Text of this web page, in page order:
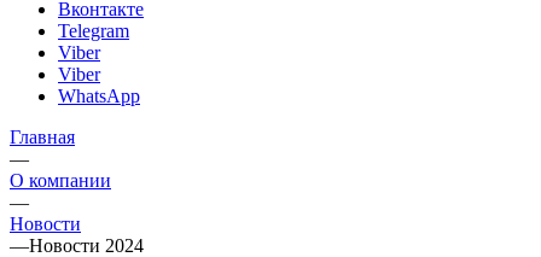
Вконтакте
Telegram
Viber
Viber
WhatsApp
Главная
—
О компании
—
Новости
—Новости 2024